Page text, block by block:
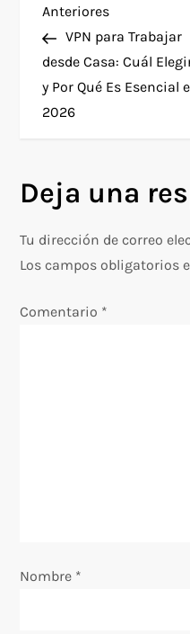
N
a
v
g
a
c
i
n
Entrada
anterior
Anteriores
VPN para Trabajar
desde Casa: Cuál
y Por Qué Es Esencial
2026
Deja una
Tu dirección de correo
Los campos obligatorios
Comentario *
Nombre *